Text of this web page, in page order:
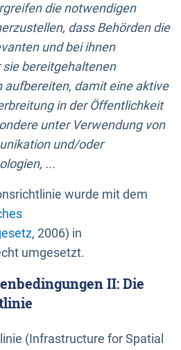
die notwendigen
dass Behörden die
und bei ihnen
bereitgehaltenen
damit eine aktive
in der Öffentlichkeit
unter Verwendung von
und/oder
...
wurde mit dem
, 2006) in
umgesetzt.
II: Die
(Infrastructure for Spatial